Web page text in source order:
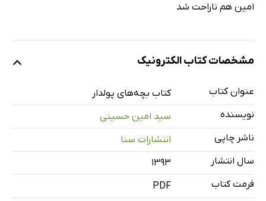
امین هم ناراحت شد
مشخصات کتاب الکترونیک
عنوان کتاب
کتاب بچه‌های پولدار
نویسنده
سید امین حسینی
ناشر چاپی
انتشارات سنا
سال انتشار
۱۳۹۳
فرمت کتاب
PDF